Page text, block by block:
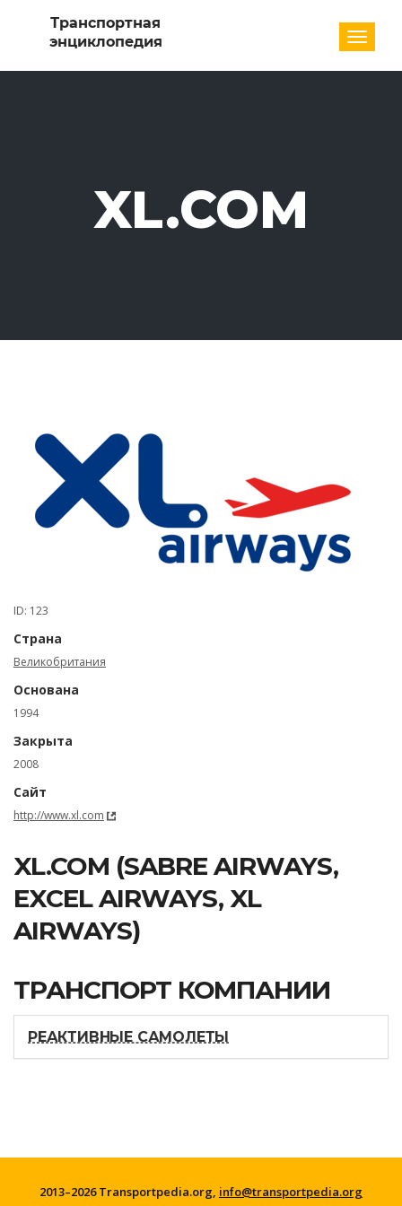
XL.COM
ID: 123
Страна
Великобритания
Основана
1994
Закрыта
2008
Сайт
http://www.xl.com
XL.COM (SABRE AIRWAYS,
EXCEL AIRWAYS, XL
AIRWAYS)
ТРАНСПОРТ КОМПАНИИ
РЕАКТИВНЫЕ САМОЛЕТЫ
2013–2026 Transportpedia.org, info@transportpedia.org